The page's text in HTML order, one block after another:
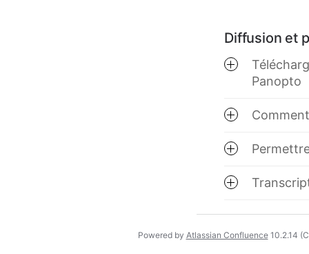
Diffusion et
Panopto
Powered by Atlassian Confluence 10.2.14